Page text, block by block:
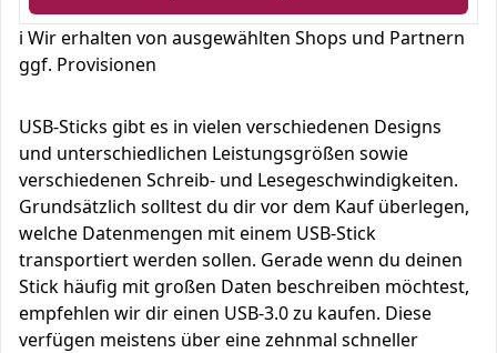
ℹ️ Wir erhalten von ausgewählten Shops und Partnern
ggf. Provisionen
USB-Sticks gibt es in vielen verschiedenen Designs
und unterschiedlichen Leistungsgrößen sowie
verschiedenen Schreib- und Lesegeschwindigkeiten.
Grundsätzlich solltest du dir vor dem Kauf überlegen,
welche Datenmengen mit einem USB-Stick
transportiert werden sollen. Gerade wenn du deinen
Stick häufig mit großen Daten beschreiben möchtest,
empfehlen wir dir einen USB-3.0 zu kaufen. Diese
verfügen meistens über eine zehnmal schneller